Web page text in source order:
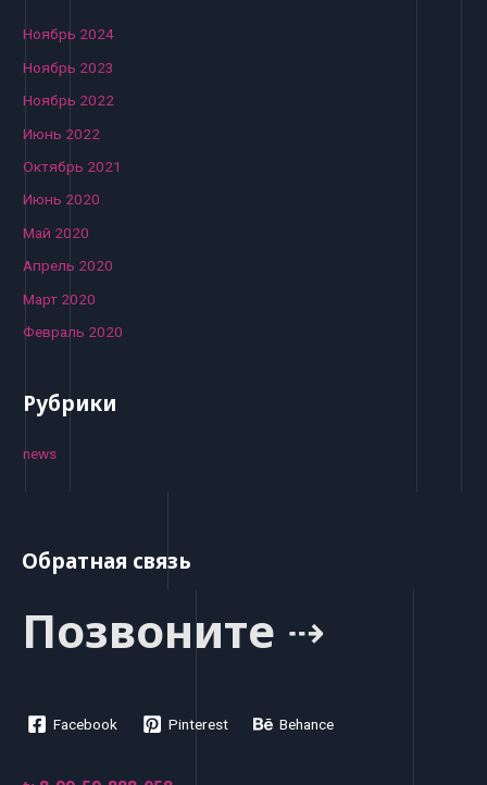
Ноябрь 2024
Ноябрь 2023
Ноябрь 2022
Июнь 2022
Октябрь 2021
Июнь 2020
Май 2020
Апрель 2020
Март 2020
Февраль 2020
Рубрики
news
Обратная связь
Позвоните ⇢
Facebook Pinterest Behance